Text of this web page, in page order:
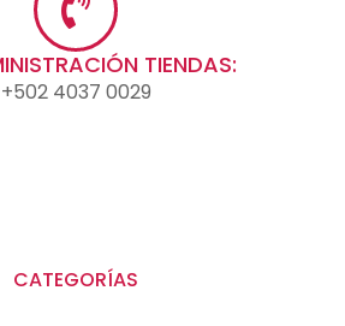
TIENDAS:
+502 4037 0029
CATEGORÍAS